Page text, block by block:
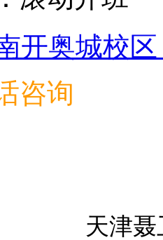
开奥城校区
咨询
天津